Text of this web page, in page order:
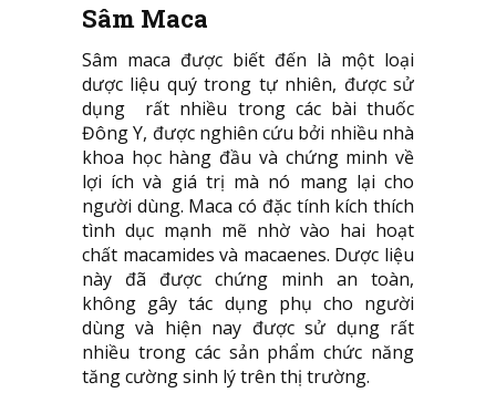
Sâm Maca
Sâm maca được biết đến là một loại
dược liệu quý trong tự nhiên, được sử
dụng rất nhiều trong các bài thuốc
Đông Y, được nghiên cứu bởi nhiều nhà
khoa học hàng đầu và chứng minh về
lợi ích và giá trị mà nó mang lại cho
người dùng. Maca có đặc tính kích thích
tình dục mạnh mẽ nhờ vào hai hoạt
chất macamides và macaenes. Dược liệu
này đã được chứng minh an toàn,
không gây tác dụng phụ cho người
dùng và hiện nay được sử dụng rất
nhiều trong các sản phẩm chức năng
tăng cường sinh lý trên thị trường.